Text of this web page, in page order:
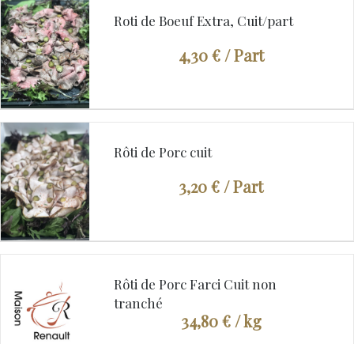
Roti de Boeuf Extra, Cuit/part
4,30 €/ Part
Rôti de Porc cuit
3,20 € / Part
Rôti de Porc Farci Cuit non
tranché
34,80 €/ kg